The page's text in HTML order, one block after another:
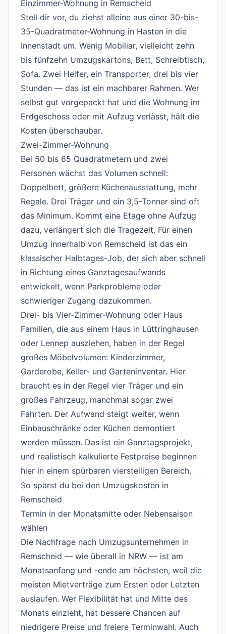
Einzimmer-Wohnung in Remscheid
Stell dir vor, du ziehst alleine aus einer 30-bis-
35-Quadratmeter-Wohnung in Hasten in die
Innenstadt um. Wenig Mobiliar, vielleicht zehn
bis fünfzehn Umzugskartons, Bett, Schreibtisch,
Sofa. Zwei Helfer, ein Transporter, drei bis vier
Stunden — das ist ein machbarer Rahmen. Wer
selbst gut vorgepackt hat und die Wohnung im
Erdgeschoss oder mit Aufzug verlässt, hält die
Kosten überschaubar.
Zwei-Zimmer-Wohnung
Bei 50 bis 65 Quadratmetern und zwei
Personen wächst das Volumen schnell:
Doppelbett, größere Küchenausstattung, mehr
Regale. Drei Träger und ein 3,5-Tonner sind oft
das Minimum. Kommt eine Etage ohne Aufzug
dazu, verlängert sich die Tragezeit. Für einen
Umzug innerhalb von Remscheid ist das ein
klassischer Halbtages-Job, der sich aber schnell
in Richtung eines Ganztagesaufwands
entwickelt, wenn Parkprobleme oder
schwieriger Zugang dazukommen.
Drei- bis Vier-Zimmer-Wohnung oder Haus
Familien, die aus einem Haus in Lüttringhausen
oder Lennep ausziehen, haben in der Regel
großes Möbelvolumen: Kinderzimmer,
Garderobe, Keller- und Garteninventar. Hier
braucht es in der Regel vier Träger und ein
großes Fahrzeug, manchmal sogar zwei
Fahrten. Der Aufwand steigt weiter, wenn
Einbauschränke oder Küchen demontiert
werden müssen. Das ist ein Ganztagsprojekt,
und realistisch kalkulierte Festpreise beginnen
hier in einem spürbaren vierstelligen Bereich.
So sparst du bei den Umzugskosten in
Remscheid
Termin in der Monatsmitte oder Nebensaison
wählen
Die Nachfrage nach Umzugsunternehmen in
Remscheid — wie überall in NRW — ist am
Monatsanfang und -ende am höchsten, weil die
meisten Mietverträge zum Ersten oder Letzten
auslaufen. Wer Flexibilität hat und Mitte des
Monats einzieht, hat bessere Chancen auf
niedrigere Preise und freiere Terminwahl. Auch